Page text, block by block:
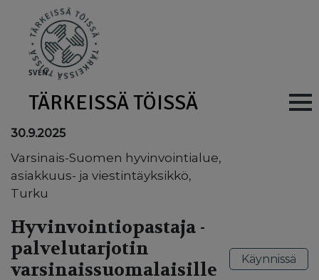
SVEN
TÄRKEISSÄ TÖISSÄ Main
30.9.2025
Varsinais-Suomen hyvinvointialue,
asiakkuus- ja viestintäyksikkö,
Turku
Hyvinvointiopastaja -
palvelutarjotin
varsinaissuomalaisille
Käynnissä